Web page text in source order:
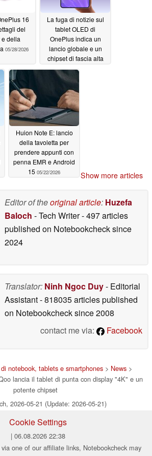
16
del
della
05/28/2026
La fuga di notizie sul
tablet OLED di
OnePlus indica un
lancio globale e un
chipset di fascia alta
05/24/2026
Huion Note E: lancio
della tavoletta per
prendere appunti con
penna EMR e Android
15 05/22/2026 Show more articles
Editor of theoriginal article: Huzefa
Baloch - Tech Writer- 497 articles
published on Notebookchecksince
2024
Translator: Ninh Ngoc Duy- Editorial
Assistant- 818035 articles published
on Notebookchecksince 2008
contact me via:
Facebook
notebook, tablets e smartphones > News >
lancia il tablet di punta con display "4K" e un
potente chipset
2026-05-21 (Update: 2026-05-21)
Cookie Settings
| 06.08.2026 22:38
one of our affiliate links, Notebookcheck may